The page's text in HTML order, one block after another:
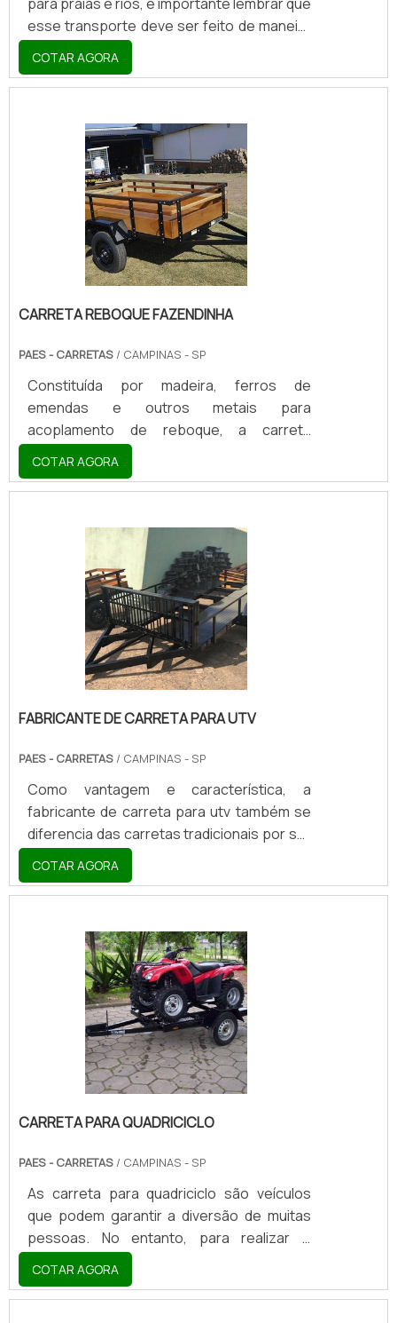
esse transporte deve ser feito de maneira
segura, sem colocar em risco as pessoas
que dividem as ruas e estradas com o
automóvel que conduz o jet ski. Esse tipo
conduzida por motoristas que possuam
carta B somado PBT carro + PBt Carreta
até 3500 kg. Quando o jet ski tiver entre
3.500 e 6.000 quilos, a carteira deve ser
tipo C. Acima disso, categoria E.No entanto,
é muito imp.
COTAR AGORA
CARRETA REBOQUE FAZENDINHA
PAES - CARRETAS / CAMPINAS - SP
Constituída por madeira, ferros de
emendas e outros metais para
acoplamento de reboque, a carreta
reboque fazendinha se caracteriza por ter
na resistência um de seus pontos mais
altos. Não à toa, essa tal resistência se faz
que é justamente ele que é normalmente
utilizado em vias de terra ou, conforme
denomina-se popularmente, chão
batido.DETALHES SOBRE A CARRETA
REBOQUEA carreta fazendinha reboque
possui uma nomenclatura que, de maneira
assertiva, sugere .
COTAR AGORA
FABRICANTE DE CARRETA PARA UTV
PAES - CARRETAS / CAMPINAS - SP
Como vantagem e característica, a
fabricante de carreta para utv também se
diferencia das carretas tradicionais por ser
majoritariamente requerida nos momentos
de lazer, uma vez que a maciça maioria das
pessoas que a procuram possuem não
também o fazem com relação a barcos,
quadriciclos, motos, jet skis e assim por
diante. Por último, ainda cabe destacar que
todo e qualquer fabricante de carretas com
este perfil ainda deve permitir que seus
compradores a.
COTAR AGORA
CARRETA PARA QUADRICICLO
PAES - CARRETAS / CAMPINAS - SP
As carreta para quadriciclo são veículos
que podem garantir a diversão de muitas
pessoas. No entanto, para realizar o
transporte seguro desse tipo de
automóvel, é fundamental utilizar carretas.
Estas são inseridas no engate do veículo e
COTAR AGORA